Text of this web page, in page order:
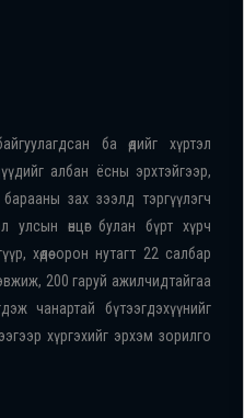
ба өдийг хүртэл
албан ёсны эрхтэйгээр,
зах зээлд тэргүүлэгч
өнцөг булан бүрт хүрч
хөдөө орон нутагт 22 салбар
200 гаруй ажилчидтайгаа
чанартай бүтээгдэхүүнийг
хүргэхийг эрхэм зорилго